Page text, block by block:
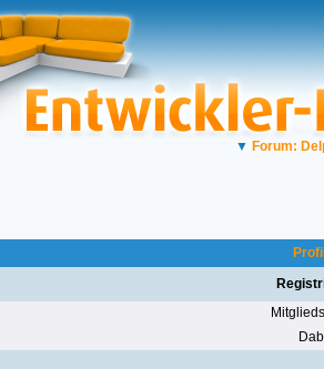
▼ Forum: